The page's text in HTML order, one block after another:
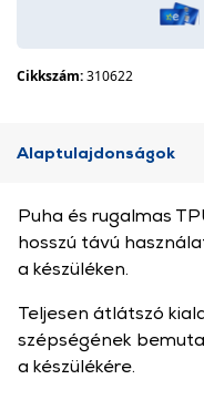
Cikkszám:310622
Alaptulajdonságok
Puha és rugalmas
hosszú távú
a készüléken.
Teljesen átlátszó
szépségének
a készülékére.